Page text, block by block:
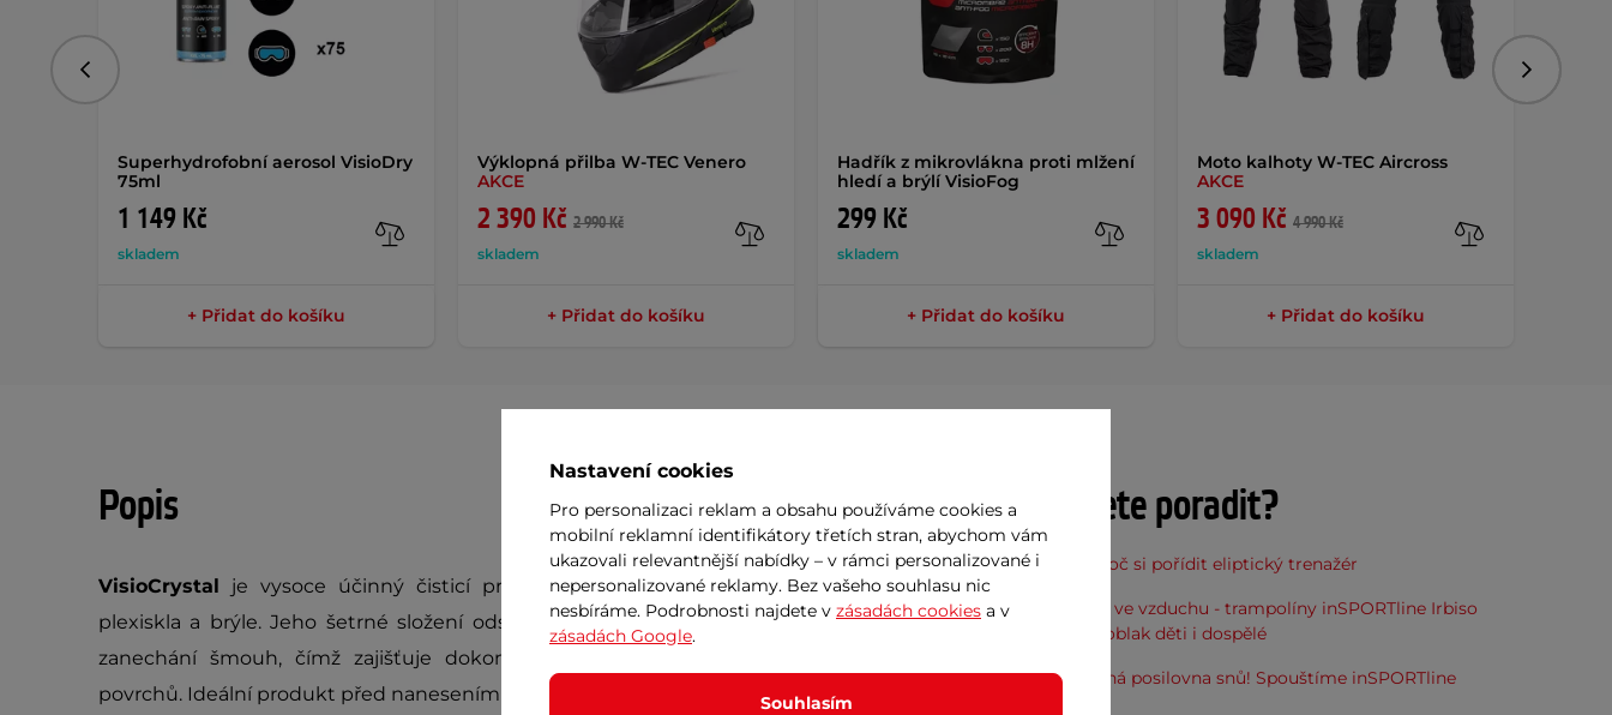
Superhydrofobní aerosol VisioDry
75ml
1 149 Kč
skladem
+ Přidat do košíku
Výklopná přilba W-TEC Venero
AKCE
2 390 Kč 2 990 Kč
skladem
+ Přidat do košíku
Hadřík z mikrovlákna proti mlžení
hledí a brýlí VisioFog
299 Kč
skladem
+ Přidat do košíku
Moto kalhoty W-TEC Aircross
AKCE
3 090 Kč 4 990 Kč
skladem
+ Přidat do košíku
Předchozí
Popis
VisioCrystal je vysoce účinný čisticí prostředek speciálně vyvinutý pro péči o
plexiskla a brýle. Jeho šetrné složení odstraňuje nečistoty, prach a mastnotu bez
zanechání šmouh, čímž zajišťuje dokonalou průhlednost a čistotu ošetřených
povrchů. Ideální produkt před nanesením ochrany
Potřebujete poradit?
7 důvodů, proč si pořídit eliptický trenažér
Nová sezóna ve vzduchu - trampolíny inSPORTline Irbiso
vynesou do oblak děti i dospělé
Vaše dostupná posilovna snů! Spouštíme inSPORTline
Nastavení cookies
Pro personalizaci reklam a obsahu používáme cookies a
mobilní reklamní identifikátory třetích stran, abychom vám
ukazovali relevantnější nabídky – v rámci personalizované i
nepersonalizované reklamy. Bez vašeho souhlasu nic
nesbíráme. Podrobnosti najdete v zásadách cookies a v
zásadách Google.
Souhlasím